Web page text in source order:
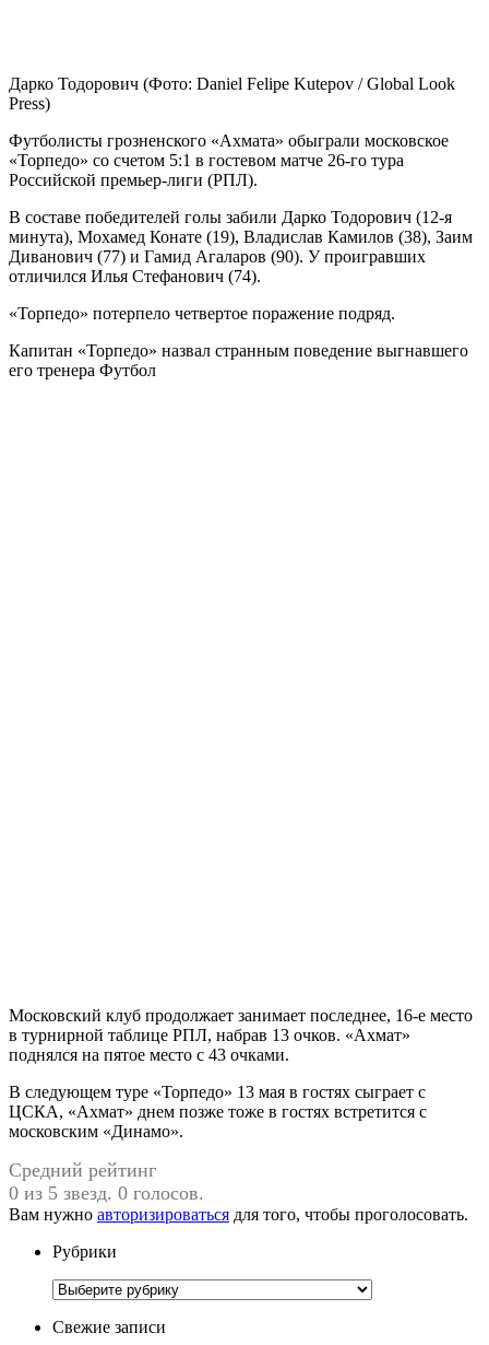
Дарко Тодорович (Фото: Daniel Felipe Kutepov / Global Look
Press)
Футболисты грозненского «Ахмата» обыграли московское
«Торпедо» со счетом 5:1 в гостевом матче 26-го тура
Российской премьер-лиги (РПЛ).
В составе победителей голы забили Дарко Тодорович (12-я
минута), Мохамед Конате (19), Владислав Камилов (38), Заим
Диванович (77) и Гамид Агаларов (90). У проигравших
отличился Илья Стефанович (74).
«Торпедо» потерпело четвертое поражение подряд.
Капитан «Торпедо» назвал странным поведение выгнавшего
его тренера Футбол
Московский клуб продолжает занимает последнее, 16-е место
в турнирной таблице РПЛ, набрав 13 очков. «Ахмат»
поднялся на пятое место с 43 очками.
В следующем туре «Торпедо» 13 мая в гостях сыграет с
ЦСКА, «Ахмат» днем позже тоже в гостях встретится с
московским «Динамо».
Средний рейтинг
0 из 5 звезд. 0 голосов.
Вам нужно авторизироваться для того, чтобы проголосовать.
Рубрики
Рубрики
Свежие записи